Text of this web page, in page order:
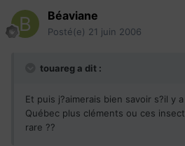
Béaviane
Posté(e) 21 juin 2006
touareg a dit :
Et puis j?aimerais bien savoir s?il y
Québec plus cléments ou ces
rare ??